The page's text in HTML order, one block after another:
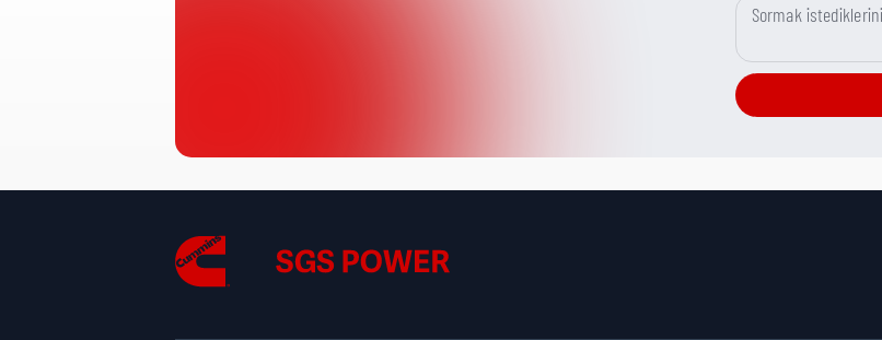
Nakliye Yüksekliği:
Nakliye Uzunluğu: